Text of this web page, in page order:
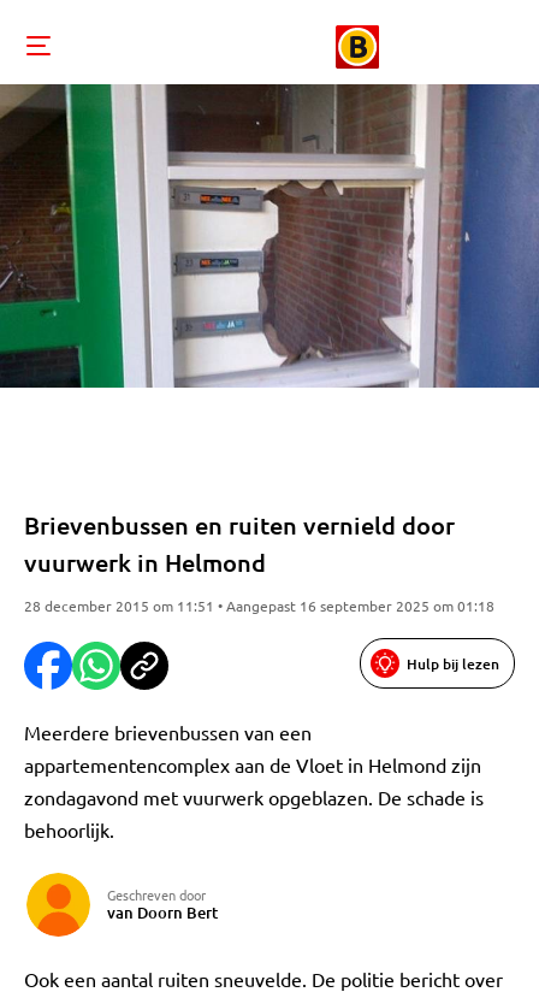
Brievenbussen en ruiten vernield door
vuurwerk in Helmond
28 december 2015 om 11:51 • Aangepast 16 september 2025 om 01:18
Hulp bij lezen
Meerdere brievenbussen van een
appartementencomplex aan de Vloet in Helmond zijn
zondagavond met vuurwerk opgeblazen. De schade is
behoorlijk.
Geschreven door
van Doorn Bert
Ook een aantal ruiten sneuvelde. De politie bericht over